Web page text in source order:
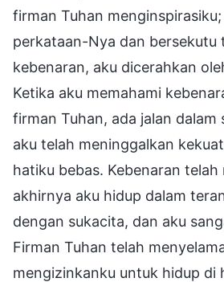
firman Tuhan
perkataan-Nya dan bersekutu
kebenaran, aku dicerahkan
Ketika aku memahami
firman Tuhan, ada jalan dalam
aku telah meninggalkan
hatiku bebas. Kebenaran telah
akhirnya aku hidup dalam
dengan sukacita, dan aku
Firman Tuhan telah
mengizinkanku untuk hidup di